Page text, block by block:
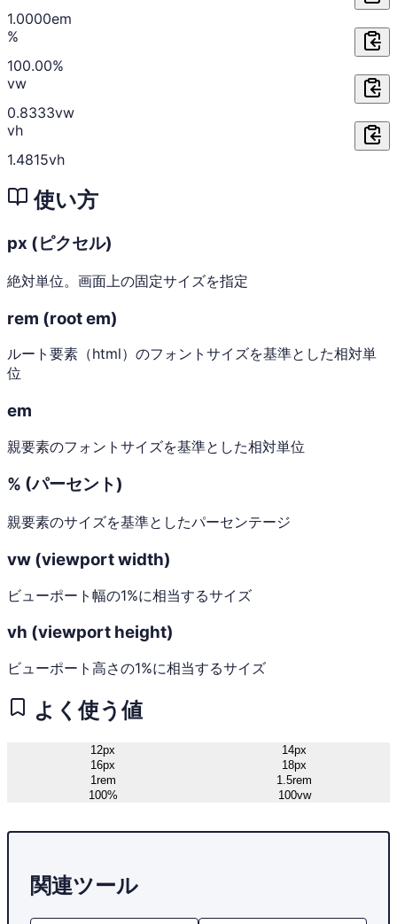
1.0000em
%
100.00%
vw
0.8333vw
vh
1.4815vh
使い方
px (ピクセル)
絶対単位。画面上の固定サイズを指定
rem (root em)
ルート要素（html）のフォントサイズを基準とした相対単
位
em
親要素のフォントサイズを基準とした相対単位
% (パーセント)
親要素のサイズを基準としたパーセンテージ
vw (viewport width)
ビューポート幅の1%に相当するサイズ
vh (viewport height)
ビューポート高さの1%に相当するサイズ
よく使う値
12px
14px
16px
18px
1rem
1.5rem
100%
100vw
関連ツール